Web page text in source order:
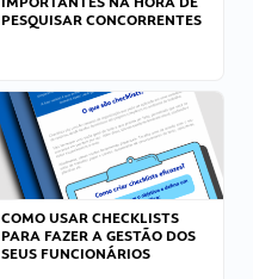
PESQUISAR CONCORRENTES
COMO USAR CHECKLISTS
PARA FAZER A GESTÃO DOS
SEUS FUNCIONÁRIOS